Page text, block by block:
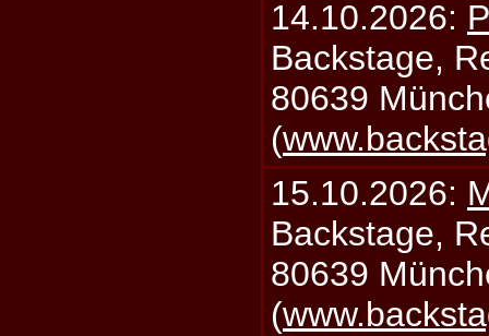
14.10.2026:
Backstage,
80639
(
15.10.2026:
Backstage,
80639
(